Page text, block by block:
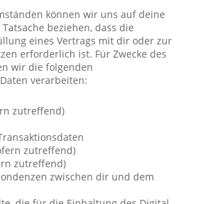
können wir uns auf deine
beziehen, dass die
eines Vertrags mit dir oder zur
erforderlich ist. Für Zwecke des
wir die folgenden
verarbeiten:
zutreffend)
zutreffend)
zutreffend)
zwischen dir und dem